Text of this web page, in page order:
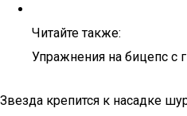
Читайте также:
Упражнения на бицепс с
Звезда крепится к насадке